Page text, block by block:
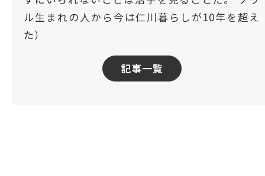
ル生まれの人から今は仁川暮らしが10年を超え
た）
記事一覧